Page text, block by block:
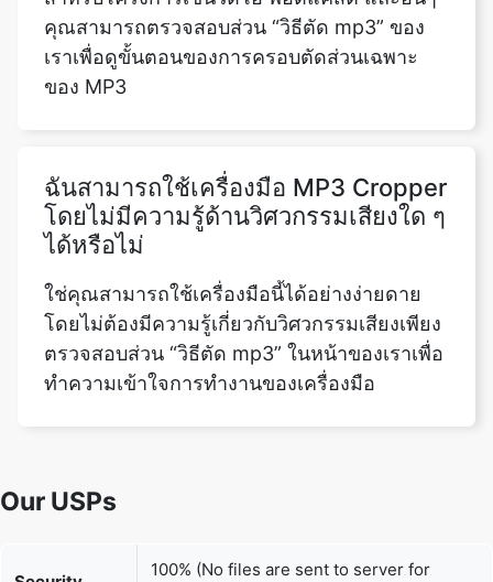
ฉันสามารถใช้เครื่องมือ MP3 Cropper
ใช่คุณสามารถใช้เครื่องมือนี้ได้อย่างง่ายดาย
โดยไม่ต้องมีความรู้เกี่ยวกับวิศวกรรมเสียงเพียง
ตรวจสอบส่วน “วิธีตัด mp3” ในหน้าของเราเพื่อ
ทำความเข้าใจการทำงานของเครื่องมือ
limits
None (No limit on size of files)